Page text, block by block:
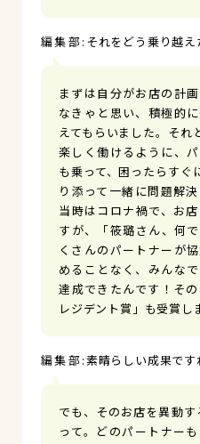
それをどう乗り越え
まずは自分がお店の計
なきゃと思い、積極的
えてもらいました。それ
楽しく働けるように、
も乗って、困ったらすぐ
り添って一緒に問題解
当時はコロナ禍で、お
すが、「筱璐さん、何
くさんのパートナーが
めることなく、みんな
達成できたんです！そ
レジデント賞」も受賞し
素晴らしい成果です
でも、そのお店を異動
って。どのパートナー